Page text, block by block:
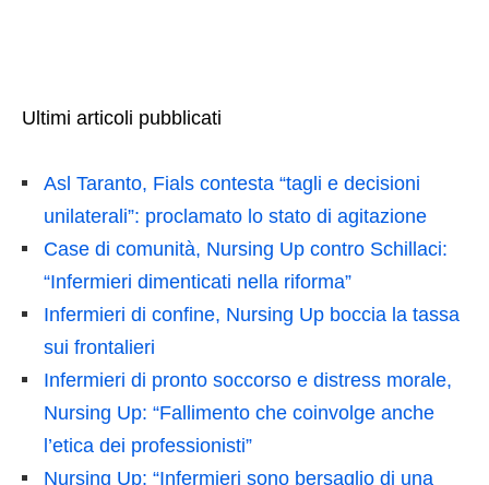
Ultimi articoli pubblicati
Asl Taranto, Fials contesta “tagli e decisioni
unilaterali”: proclamato lo stato di agitazione
Case di comunità, Nursing Up contro Schillaci:
“Infermieri dimenticati nella riforma”
Infermieri di confine, Nursing Up boccia la tassa
sui frontalieri
Infermieri di pronto soccorso e distress morale,
Nursing Up: “Fallimento che coinvolge anche
l’etica dei professionisti”
Nursing Up: “Infermieri sono bersaglio di una